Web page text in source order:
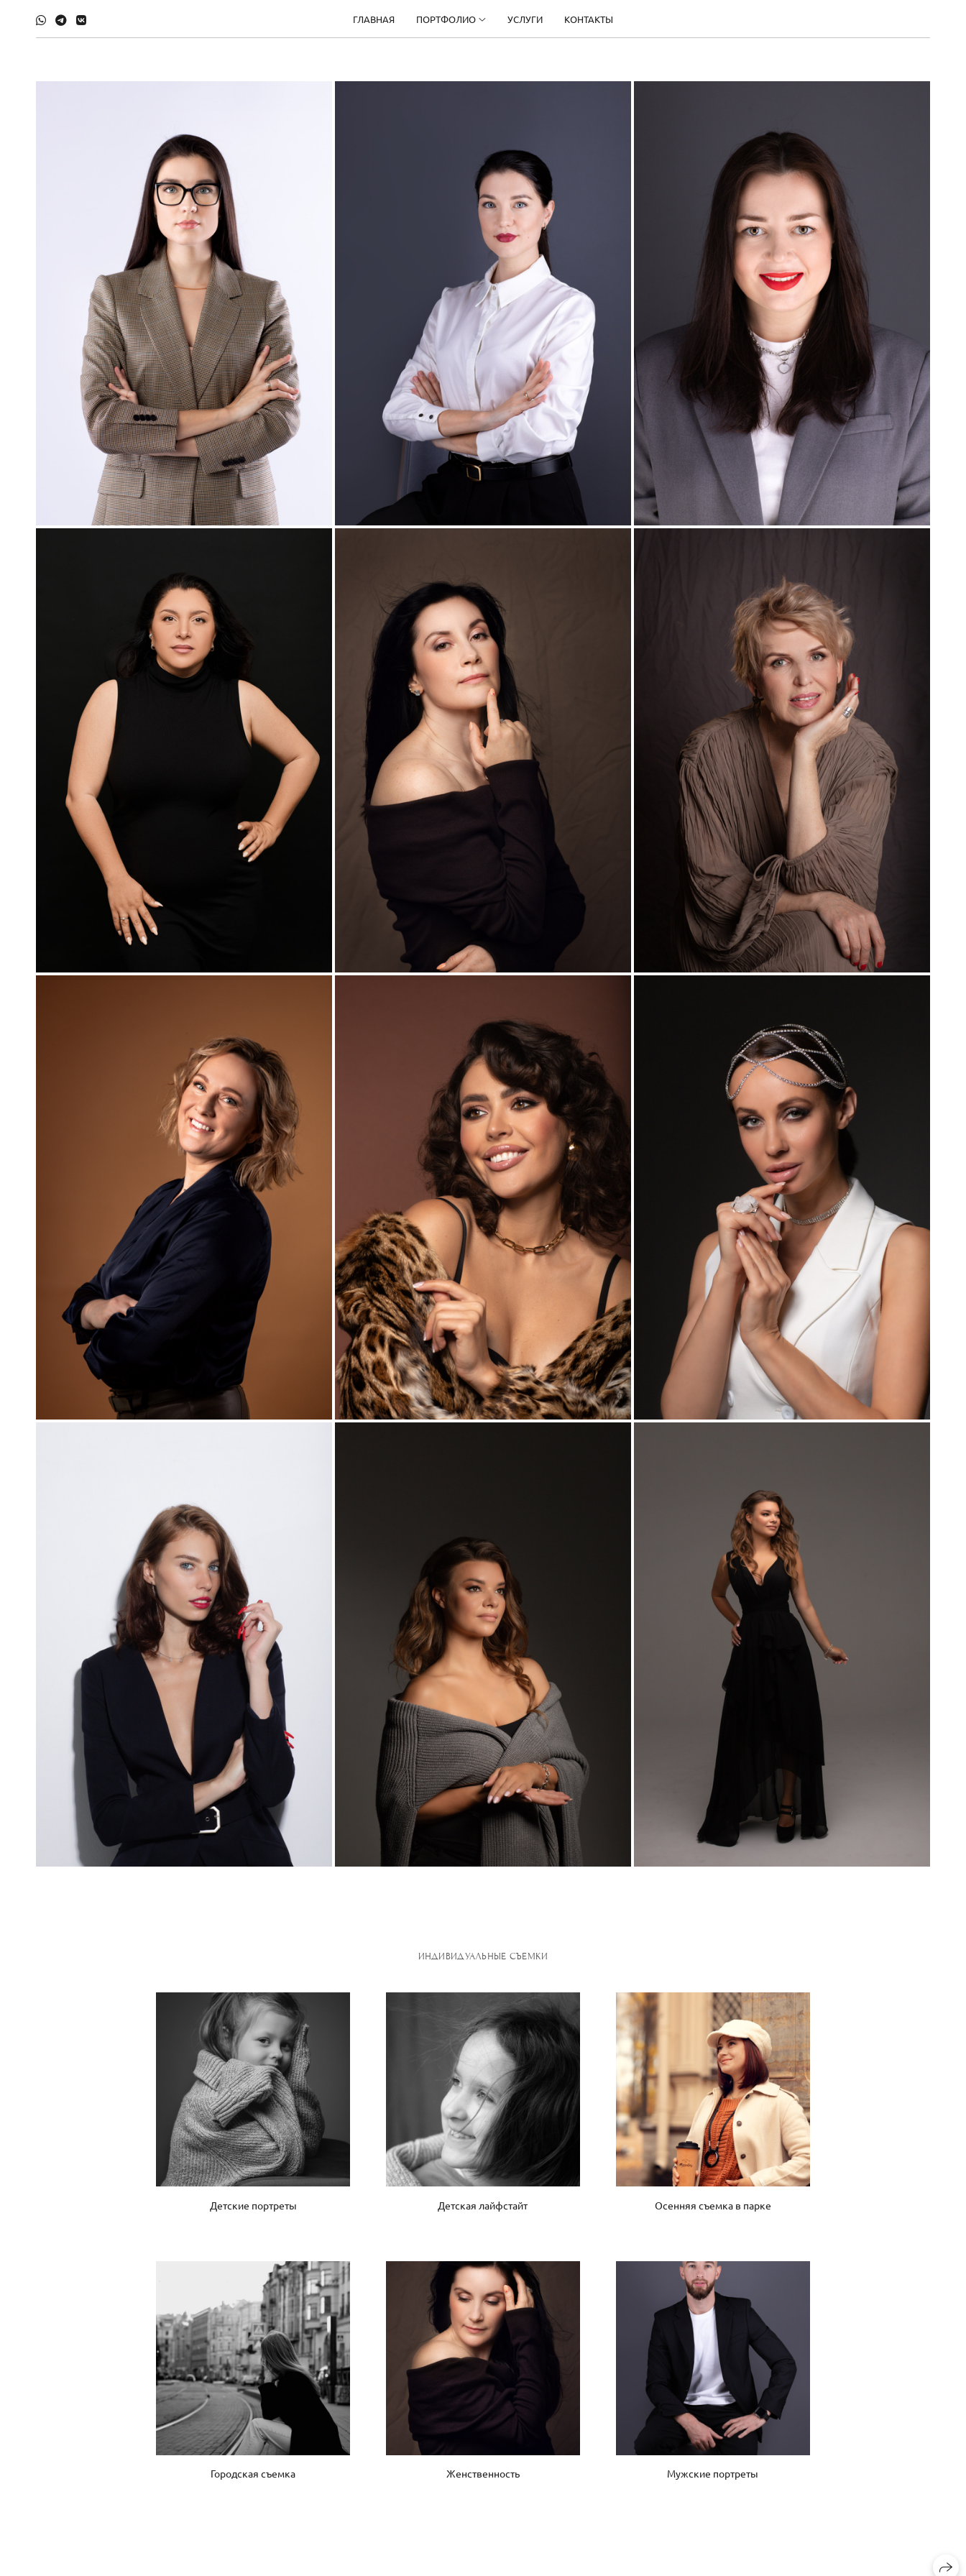
ГЛАВНАЯ ПОРТФОЛИО УСЛУГИ КОНТАКТЫ
ИНДИВИДУАЛЬНЫЕ СЪЕМКИ
Детские портреты Детская лайфстайт Осенняя съемка в парке
Городская съемка Женственность Мужские портреты